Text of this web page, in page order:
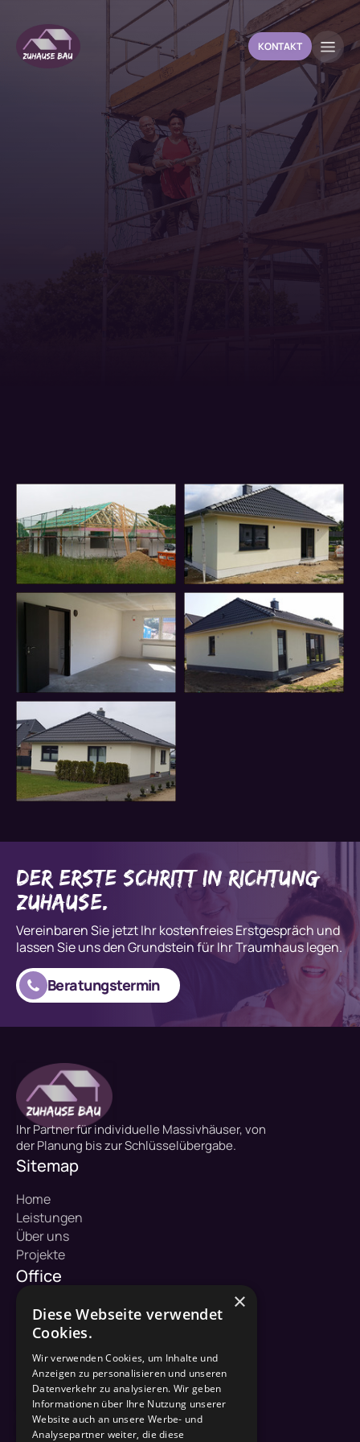
KONTAKT
der erste Schritt in Richtung
Zuhause.
Vereinbaren Sie jetzt Ihr kostenfreies Erstgespräch und
lassen Sie uns den Grundstein für Ihr Traumhaus legen.
Beratungstermin
Ihr Partner für individuelle Massivhäuser, von
der Planung bis zur Schlüsselübergabe.
Sitemap
Home
Leistungen
Über uns
Projekte
Office
ZuHause Bau GmbH
Hofkoppel 1
Kontakt
04542 / 822 36 50
info@zuhause-bau.de
×
Diese Webseite verwendet
Cookies.
Wir verwenden Cookies, um Inhalte und
Anzeigen zu personalisieren und unseren
Datenverkehr zu analysieren. Wir geben
Informationen über Ihre Nutzung unserer
Website auch an unsere Werbe- und
Analysepartner weiter, die diese